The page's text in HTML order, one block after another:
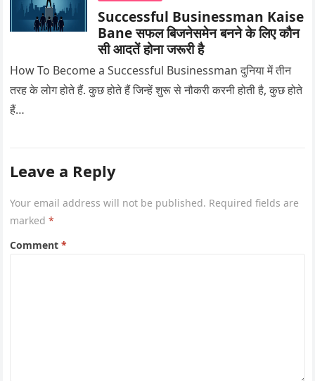
Successful Businessman Kaise
Bane सफल बिजनेसमेन बनने के लिए कौन
सी आदतें होना जरूरी है
How To Become a Successful Businessman दुनिया में तीन
तरह के लोग होते हैं. कुछ होते हैं जिन्हें शुरू से नौकरी करनी होती है, कुछ होते
हैं…
Leave a Reply
Your email address will not be published. Required fields are
marked*
Comment*